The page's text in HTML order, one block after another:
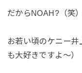
だからNOAH?（笑
お若い頃のケニー
も大好きですよ〜）